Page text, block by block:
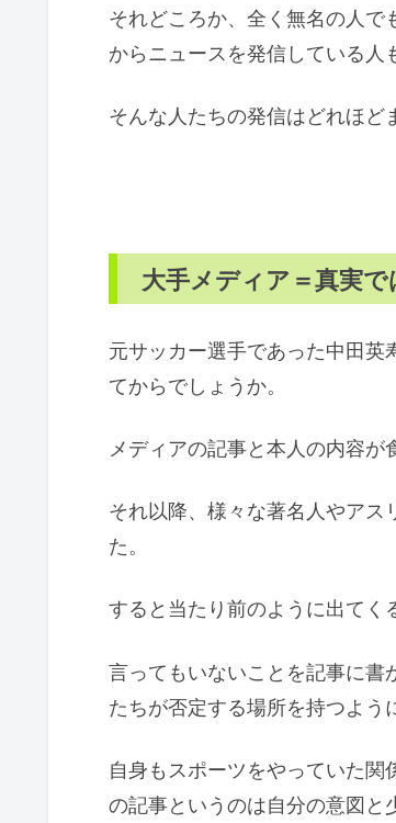
それどころか、全く無名の人
からニュースを発信している人
そんな人たちの発信はどれほど
大手メディア＝真実
元サッカー選手であった中田
てからでしょうか。
メディアの記事と本人の内容が
それ以降、様々な著名人やア
た。
すると当たり前のように出てく
言ってもいないことを記事に書
たちが否定する場所を持つよう
自身もスポーツをやっていた
の記事というのは自分の意図と